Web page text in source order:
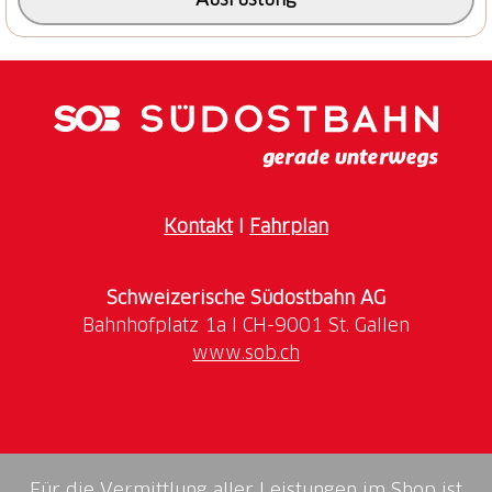
KontaktI Fahrplan
Schweizerische Südostbahn AG
www.sob.ch